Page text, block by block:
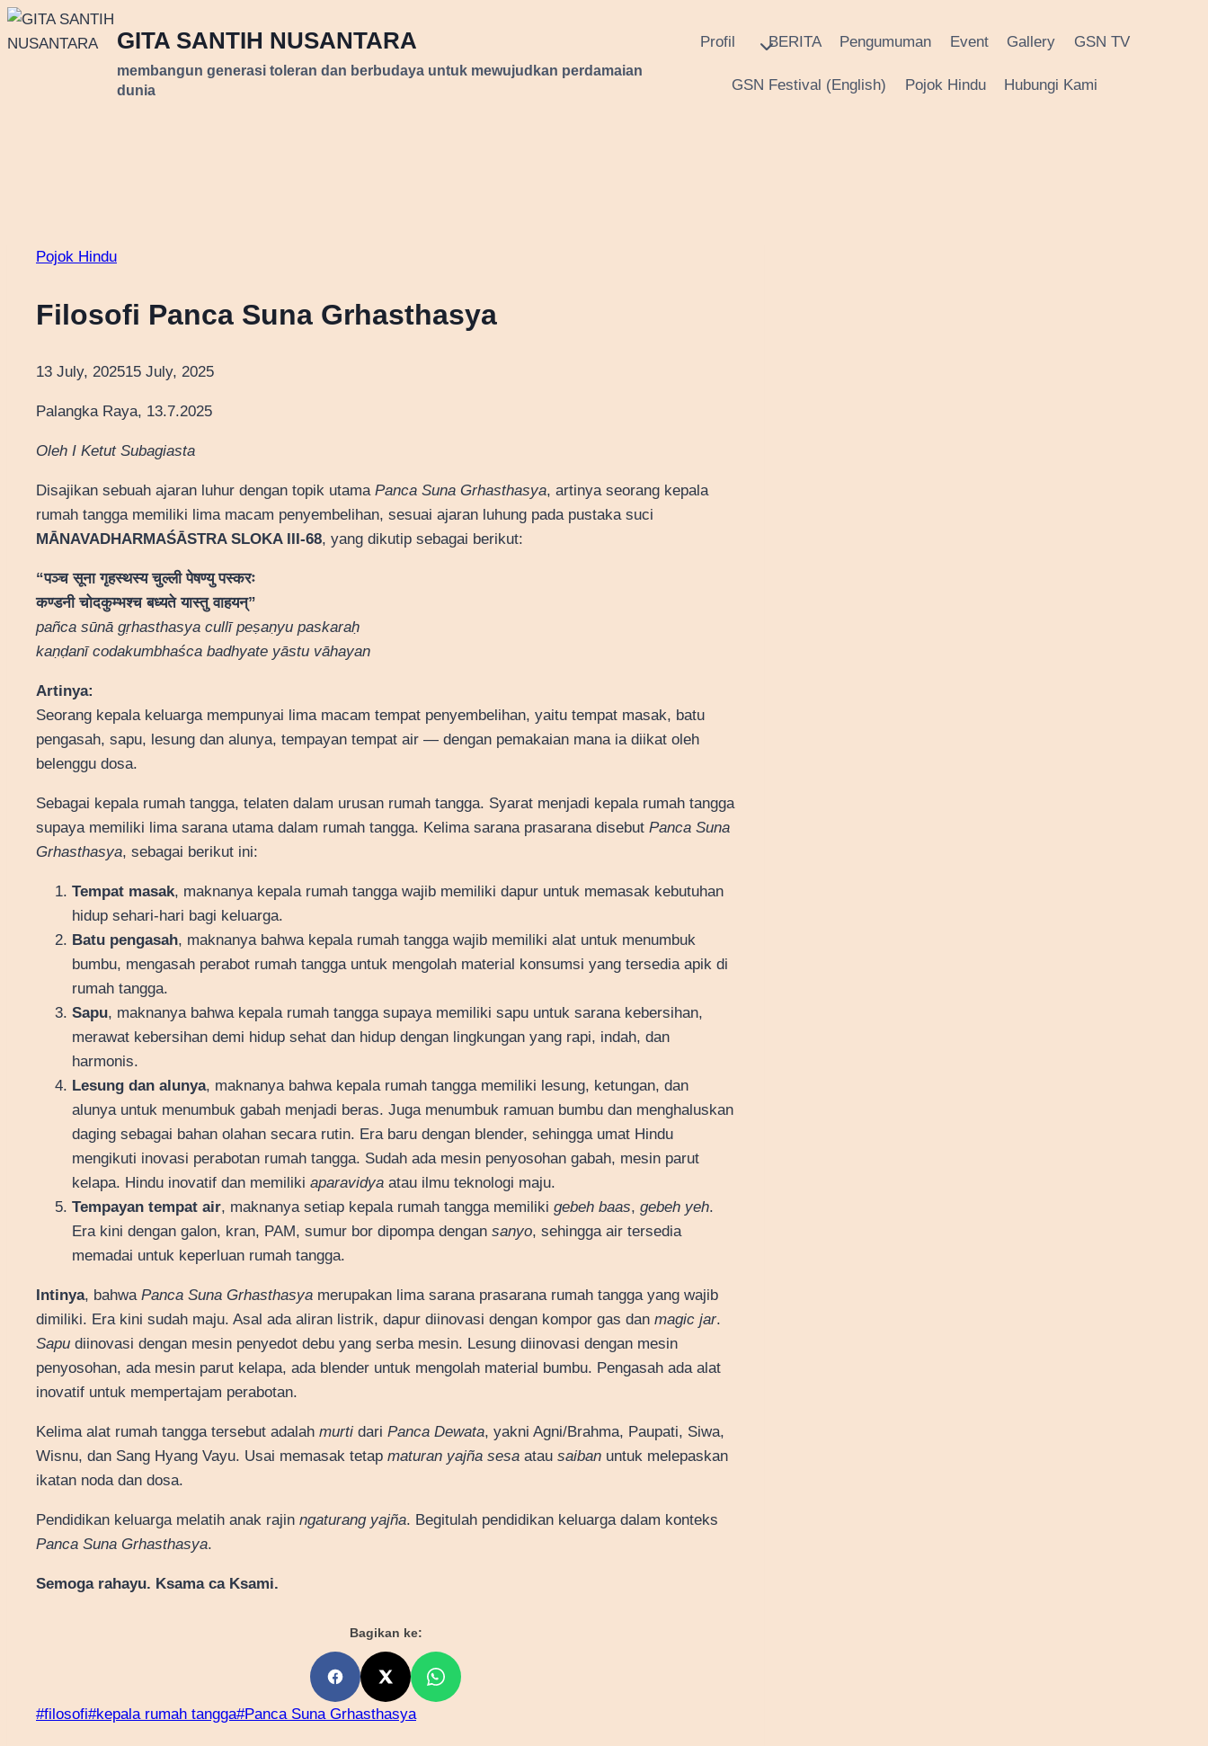
Skip
to
GITA SANTIH NUSANTARA
membangun generasi toleran dan berbudaya untuk mewujudkan perdamaian
dunia
Profil BERITA Pengumuman Event Gallery GSN TV
GSN Festival (English) Pojok Hindu Hubungi Kami
Pojok Hindu
Filosofi Panca Suna Grhasthasya
13 July, 202515 July, 2025
Palangka Raya, 13.7.2025
Oleh I Ketut Subagiasta
Disajikan sebuah ajaran luhur dengan topik utama Panca Suna Grhasthasya, artinya seorang kepala
rumah tangga memiliki lima macam penyembelihan, sesuai ajaran luhung pada pustaka suci
MĀNAVADHARMAŚĀSTRA SLOKA III-68, yang dikutip sebagai berikut:
“पञ्च सूना गृहस्थस्य चुल्ली पेषण्यु पस्करः
कण्डनी चोदकुम्भश्च बध्यते यास्तु वाहयन्”
pañca sūnā gṛhasthasya cullī peṣaṇyu paskaraḥ
kaṇḍanī codakumbhaśca badhyate yāstu vāhayan
Artinya:
Seorang kepala keluarga mempunyai lima macam tempat penyembelihan, yaitu tempat masak, batu
pengasah, sapu, lesung dan alunya, tempayan tempat air — dengan pemakaian mana ia diikat oleh
belenggu dosa.
Sebagai kepala rumah tangga, telaten dalam urusan rumah tangga. Syarat menjadi kepala rumah tangga
supaya memiliki lima sarana utama dalam rumah tangga. Kelima sarana prasarana disebut Panca Suna
Grhasthasya, sebagai berikut ini:
Tempat masak, maknanya kepala rumah tangga wajib memiliki dapur untuk memasak kebutuhan
hidup sehari-hari bagi keluarga.
Batu pengasah, maknanya bahwa kepala rumah tangga wajib memiliki alat untuk menumbuk
bumbu, mengasah perabot rumah tangga untuk mengolah material konsumsi yang tersedia apik di
rumah tangga.
Sapu, maknanya bahwa kepala rumah tangga supaya memiliki sapu untuk sarana kebersihan,
merawat kebersihan demi hidup sehat dan hidup dengan lingkungan yang rapi, indah, dan
harmonis.
Lesung dan alunya, maknanya bahwa kepala rumah tangga memiliki lesung, ketungan, dan
alunya untuk menumbuk gabah menjadi beras. Juga menumbuk ramuan bumbu dan menghaluskan
daging sebagai bahan olahan secara rutin. Era baru dengan blender, sehingga umat Hindu
mengikuti inovasi perabotan rumah tangga. Sudah ada mesin penyosohan gabah, mesin parut
kelapa. Hindu inovatif dan memiliki aparavidya atau ilmu teknologi maju.
Tempayan tempat air, maknanya setiap kepala rumah tangga memiliki gebeh baas, gebeh yeh.
Era kini dengan galon, kran, PAM, sumur bor dipompa dengan sanyo, sehingga air tersedia
memadai untuk keperluan rumah tangga.
Intinya, bahwa Panca Suna Grhasthasya merupakan lima sarana prasarana rumah tangga yang wajib
dimiliki. Era kini sudah maju. Asal ada aliran listrik, dapur diinovasi dengan kompor gas dan magic jar.
Sapu diinovasi dengan mesin penyedot debu yang serba mesin. Lesung diinovasi dengan mesin
penyosohan, ada mesin parut kelapa, ada blender untuk mengolah material bumbu. Pengasah ada alat
inovatif untuk mempertajam perabotan.
Kelima alat rumah tangga tersebut adalah murti dari Panca Dewata, yakni Agni/Brahma, Paupati, Siwa,
Wisnu, dan Sang Hyang Vayu. Usai memasak tetap maturan yajña sesa atau saiban untuk melepaskan
ikatan noda dan dosa.
Pendidikan keluarga melatih anak rajin ngaturang yajña. Begitulah pendidikan keluarga dalam konteks
Panca Suna Grhasthasya.
Semoga rahayu. Ksama ca Ksami.
Bagikan ke:
Post
#filosofi#kepala rumah tangga#Panca Suna Grhasthasya